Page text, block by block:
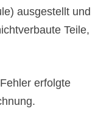
ausgestellt und
Teile,
erfolgte